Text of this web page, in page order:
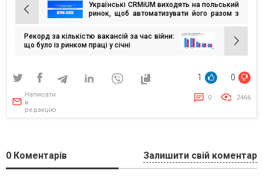
Навігація
записів
Українські CRMiUM виходять на польський
ринок, щоб автоматизувати його разом з
Рекорд за кількістю вакансій за час війни:
що було із ринком праці у січні
1 0
Написати
в
редакцію
0 2466
0 Коментарів Залишити свій коментар